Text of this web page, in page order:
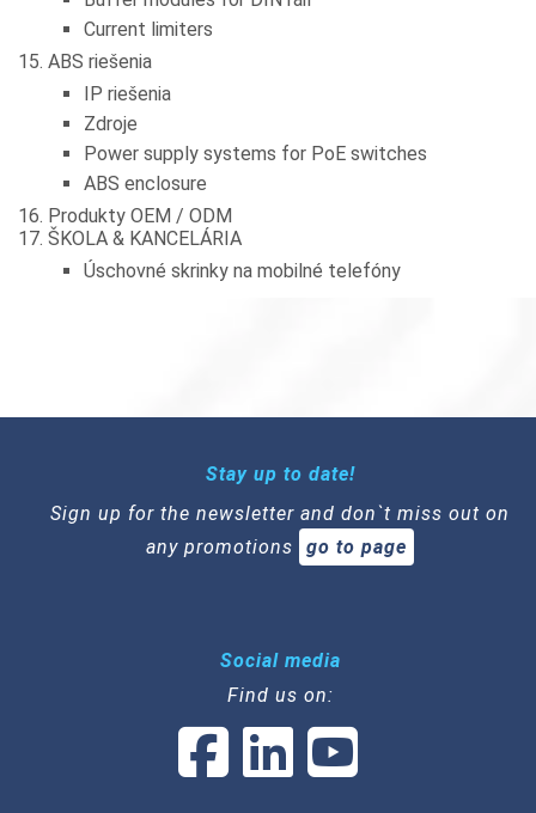
Current limiters
ABS riešenia
IP riešenia
Zdroje
Power supply systems for PoE switches
ABS enclosure
Produkty OEM / ODM
ŠKOLA & KANCELÁRIA
Úschovné skrinky na mobilné telefóny
Stay up to date!
Sign up for the newsletter and don`t miss out on
any promotions
go to page
Social media
Find us on: